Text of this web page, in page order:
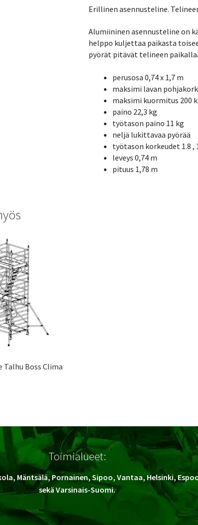
Erillinen asennusteline.
Alumiininen asennusteline on
helppo kuljettaa paikasta
pyörät pitävät telineen
perusosa 0,74 x 1,7 m
maksimi lavan
maksimi kuormitus 200
paino 22,3 kg
työtason paino 11 kg
neljä lukittavaa pyörää
työtason korkeudet 1.8 ,
leveys 0,74 m
pituus 1,78 m
Boss Clima
Toimialueet:
Mäntsälä, Pornainen, Sipoo, Vantaa, Helsinki,
sekä Varsinais-Suomi.